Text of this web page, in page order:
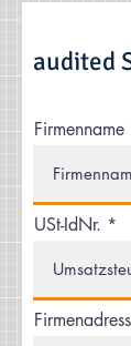
audited
Firmenname
USt-IdNr.